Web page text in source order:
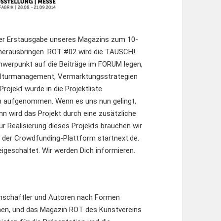
Erstausgabe unseres Magazins zum 10-
ROT #02 wird die TAUSCH!
auf die Beiträge im FORUM legen,
Vermarktungsstrategien
wurde in die Projektliste
Wenn es uns nun gelingt,
wird das Projekt durch eine zusätzliche
Realisierung dieses Projekts brauchen wir
Crowdfunding-Plattform startnext.de.
Wir werden Dich informieren.
und Autoren nach Formen
und das Magazin ROT des Kunstvereins